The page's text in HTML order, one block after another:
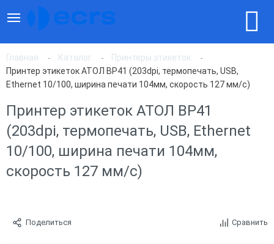
Главная Каталог
Принтеры этикеток
Принтер этикеток АТОЛ BP41 (203dpi, термопечать, USB,
Ethernet 10/100, ширина печати 104мм, скорость 127 мм/с)
Принтер этикеток АТОЛ BP41
(203dpi, термопечать, USB, Ethernet
10/100, ширина печати 104мм,
скорость 127 мм/с)
Поделиться Сравнить